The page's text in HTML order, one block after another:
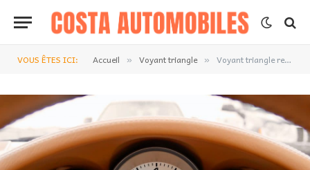
VOUS ÊTES ICI: Accueil » Voyant triangle » Voyant triangle reste allumé sur ma Bmw Serie 1 : Que faire ?